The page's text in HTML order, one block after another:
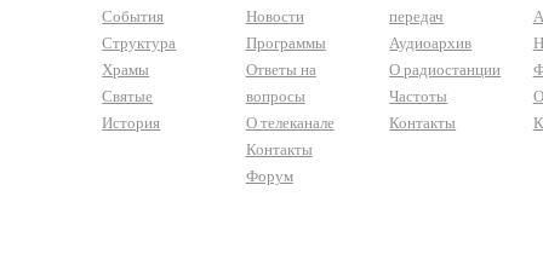
События
Структура
Храмы
Святые
История
Новости
Программы
Ответы на
вопросы
О телеканале
Контакты
Форум
передач
Аудиоархив
О радиостанции
Частоты
Контакты